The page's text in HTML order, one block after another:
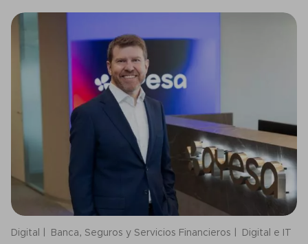
Digital Banca, Seguros y Servicios Financieros Digital e IT